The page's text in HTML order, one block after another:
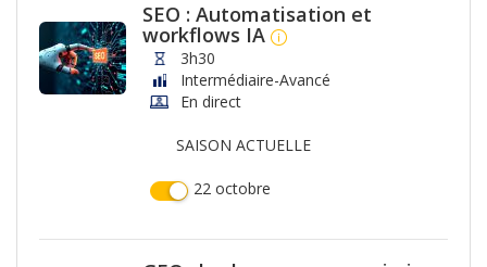
SEO : Automatisation et
workflows IA
3h30
Intermédiaire-Avancé
En direct
SAISON ACTUELLE
22 octobre